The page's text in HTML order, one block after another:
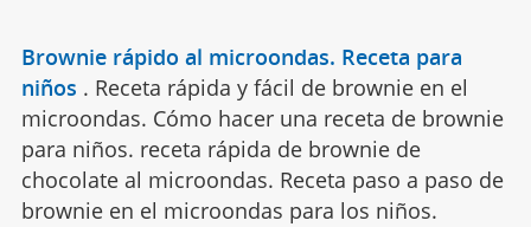
Brownie rápido al microondas. Receta para
niños . Receta rápida y fácil de brownie en el
microondas. Cómo hacer una receta de brownie
para niños. receta rápida de brownie de
chocolate al microondas. Receta paso a paso de
brownie en el microondas para los niños.